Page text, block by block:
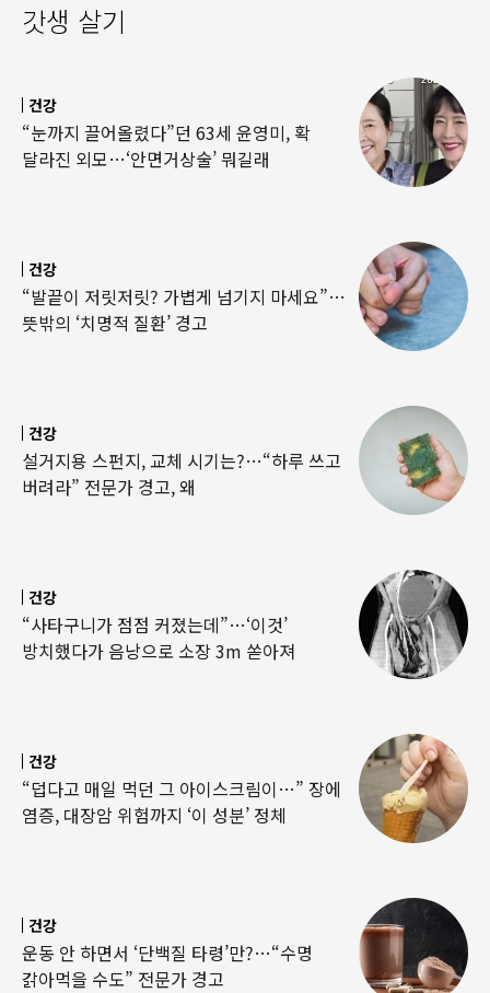
갓생 살기
건강
“눈까지 끌어올렸다”던 63세 윤영미, 확
달라진 외모…‘안면거상술’ 뭐길래
건강
“발끝이 저릿저릿? 가볍게 넘기지 마세요”…
뜻밖의 ‘치명적 질환’ 경고
건강
설거지용 스펀지, 교체 시기는?…“하루 쓰고
버려라” 전문가 경고, 왜
건강
“사타구니가 점점 커졌는데”…‘이것’
방치했다가 음낭으로 소장 3m 쏟아져
건강
“덥다고 매일 먹던 그 아이스크림이…” 장에
염증, 대장암 위험까지 ‘이 성분’ 정체
건강
운동 안 하면서 ‘단백질 타령’만?…“수명
갉아먹을 수도” 전문가 경고